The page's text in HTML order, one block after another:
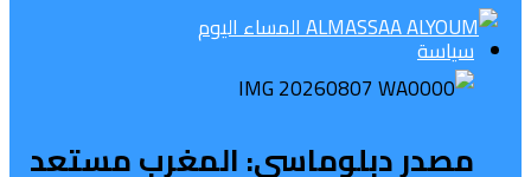
سياسة
مصدر دبلوماسي: المغرب مستعد